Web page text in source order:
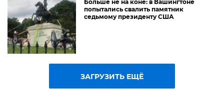
Больше не на коне: в Вашингтоне
попытались свалить памятник
седьмому президенту США
ЗАГРУЗИТЬ ЕЩЁ